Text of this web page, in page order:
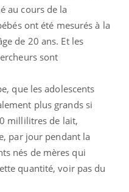
au cours de la
ont été mesurés à la
de 20 ans. Et les
sont
que les adolescents
plus grands si
millilitres de lait,
par jour pendant la
nés de mères qui
quantité, voir pas du